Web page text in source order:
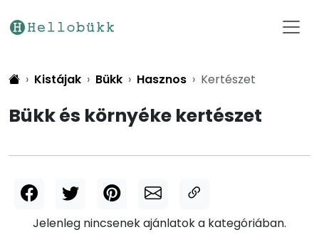
Kistájak Bükk Hasznos Kertészet
Bükk és környéke kertészet
Jelenleg nincsenek ajánlatok a kategóriában.